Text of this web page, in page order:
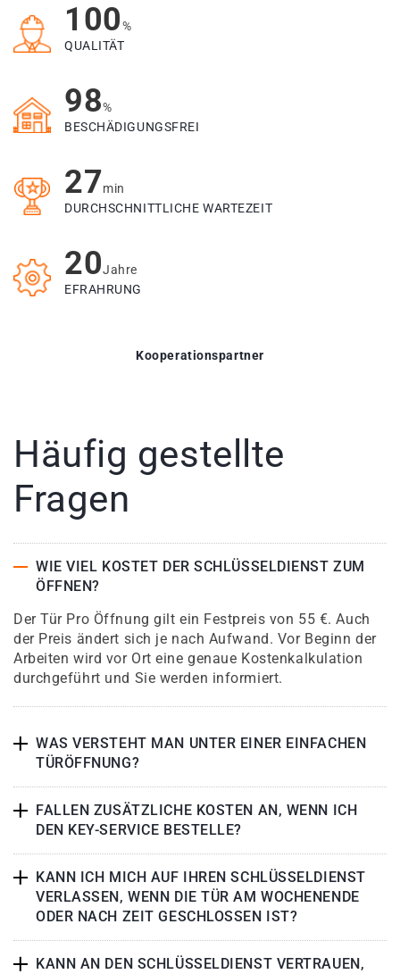
100%
QUALITÄT
98%
BESCHÄDIGUNGSFREI
27min
DURCHSCHNITTLICHE WARTEZEIT
20Jahre
EFRAHRUNG
Kooperationspartner
Häufig gestellte
Fragen
WIE VIEL KOSTET DER SCHLÜSSELDIENST ZUM
ÖFFNEN?
Der Tür Pro Öffnung gilt ein Festpreis von 55 €. Auch
der Preis ändert sich je nach Aufwand. Vor Beginn der
Arbeiten wird vor Ort eine genaue Kostenkalkulation
durchgeführt und Sie werden informiert.
WAS VERSTEHT MAN UNTER EINER EINFACHEN
TÜRÖFFNUNG?
FALLEN ZUSÄTZLICHE KOSTEN AN, WENN ICH
DEN KEY-SERVICE BESTELLE?
KANN ICH MICH AUF IHREN SCHLÜSSELDIENST
VERLASSEN, WENN DIE TÜR AM WOCHENENDE
ODER NACH ZEIT GESCHLOSSEN IST?
KANN AN DEN SCHLÜSSELDIENST VERTRAUEN,